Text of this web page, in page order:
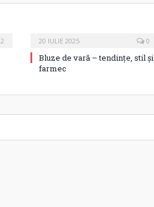
2 20 IULIE 2025 0
Bluze de vară – tendințe, stil și
farmec